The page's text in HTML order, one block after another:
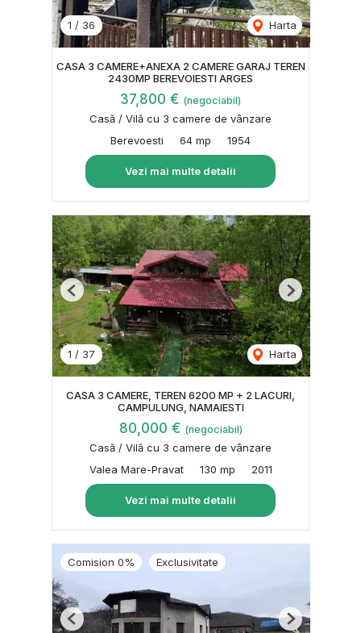
1 / 36 Harta
CASA 3 CAMERE+ANEXA 2 CAMERE GARAJ TEREN
2430MP BEREVOIESTI ARGES
37,800 € (negociabil)
Casă / Vilă cu 3 camere de vânzare
Berevoesti
64 mp 1954
Vezi mai multe detalii
1 / 37 Harta
Previous Next
CASA 3 CAMERE, TEREN 6200 MP + 2 LACURI,
CAMPULUNG, NAMAIESTI
80,000 € (negociabil)
Casă / Vilă cu 3 camere de vânzare
Valea Mare-Pravat
130 mp 2011
Vezi mai multe detalii
Comision 0% Exclusivitate
Previous Next